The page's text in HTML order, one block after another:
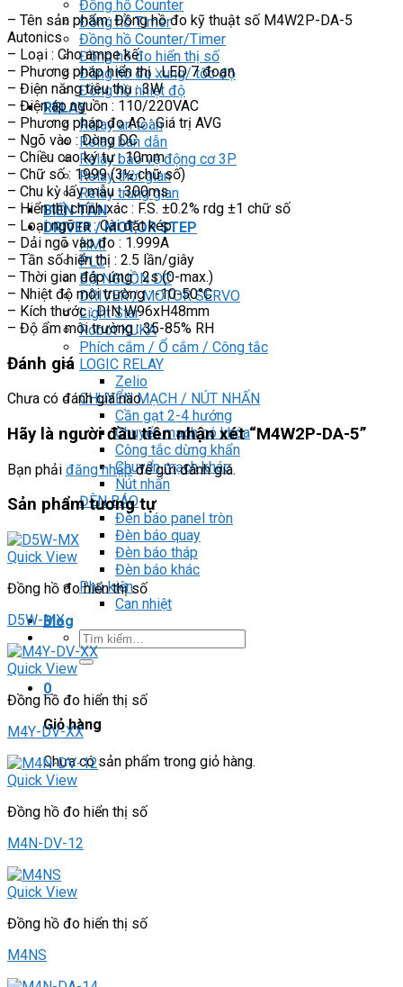
Đồng hồ Counter
Đồng hồ Timer
Đồng hồ Counter/Timer
Đồng hồ đo hiển thị số
Đồng hồ đo xung/ tốc độ
Đồng hồ nhiệt độ
RELAY
Relay an toàn
Relay bán dẫn
Relay bảo vệ động cơ 3P
Relay thời gian
Relay trung gian
BIẾN TẦN
DRIVER / MOTOR STEP
HMI
PLC
BỘ NGUỒN DC
DRIVER / MOTOR SERVO
Light Star
Robot KUKA
Phích cắm / Ổ cắm / Công tắc
LOGIC RELAY
Zelio
CHUYỂN MẠCH / NÚT NHẤN
Cần gạt 2-4 hướng
Chuyển mạch có khóa
Công tắc dừng khẩn
Chuyển mạch khác
Nút nhấn
ĐÈN BÁO
Đèn báo panel tròn
Đèn báo quay
Đèn báo tháp
Đèn báo khác
Phụ kiện
Can nhiệt
Blog
Tìm
kiếm:
0
Giỏ hàng
Chưa có sản phẩm trong giỏ hàng.
– Tên sản phẩm: Đồng hồ đo kỹ thuật số M4W2P-DA-5
Autonics
– Loại : Cho ampe kế
– Phương pháp hiển thị : LED 7 đoạn
– Điện năng tiêu thụ : 3W
– Điện áp nguồn : 110/220VAC
– Phương pháp đo AC : Giá trị AVG
– Ngõ vào : Dòng DC
– Chiều cao ký tự : 10mm
– Chữ số : 1999 (3½ chữ số)
– Chu kỳ lấy mẫu : 300ms
– Hiển thị chính xác : F.S. ±0.2% rdg ±1 chữ số
– Loại ngõ ra : Cài đặt kép
– Dải ngõ vào đo : 1.999A
– Tần số hiển thị : 2.5 lần/giây
– Thời gian đáp ứng : 2s (0-max.)
– Nhiệt độ môi trường : -10-50°C
– Kích thước : DIN W96xH48mm
– Độ ẩm môi trường : 35-85% RH
Đánh giá
Chưa có đánh giá nào.
Hãy là người đầu tiên nhận xét “M4W2P-DA-5”
Bạn phải đăng nhậpđể gửi đánh giá.
Sản phẩm tương tự
Quick View
Đồng hồ đo hiển thị số
D5W-MX
Quick View
Đồng hồ đo hiển thị số
M4Y-DV-XX
Quick View
Đồng hồ đo hiển thị số
M4N-DV-12
Quick View
Đồng hồ đo hiển thị số
M4NS